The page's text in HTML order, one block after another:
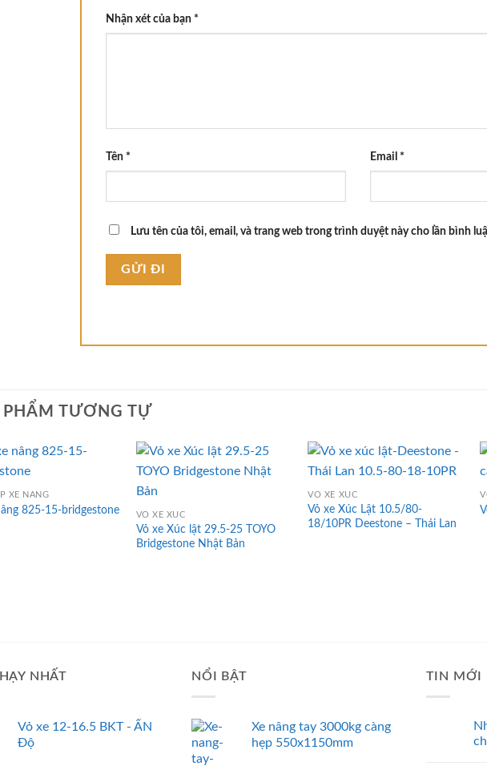
Nhận xét của bạn *
Tên * Email *
Lưu tên của tôi, email, và trang web trong trình duyệt này cho lần bình
PHẨM TƯƠNG TỰ
XE NÂNG
825-15-bridgestone VỎ XE XÚC
Vỏ xe Xúc lật 29.5-25 TOYO
Bridgestone Nhật Bản
VỎ XE XÚC
Vỏ xe Xúc Lật 10.5/80-
18/10PR Deestone – Thái Lan
NHẤT
Vỏ xe 12-16.5 BKT - ẤN
Độ
NỔI BẬT
Xe nâng tay 3000kg càng
hẹp 550x1150mm
TIN MỚI